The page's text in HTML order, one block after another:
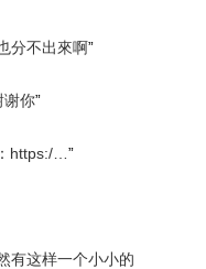
分不出來啊”
谢你”
https:/…”
有这样一个小小的